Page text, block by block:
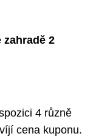
2
4 různě
cena kuponu.